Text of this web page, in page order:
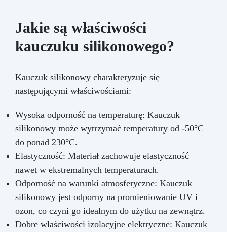
Jakie są właściwości
kauczuku silikonowego?
Kauczuk silikonowy charakteryzuje się
następującymi właściwościami:
Wysoka odporność na temperaturę: Kauczuk
silikonowy może wytrzymać temperatury od -50°C
do ponad 230°C.
Elastyczność: Materiał zachowuje elastyczność
nawet w ekstremalnych temperaturach.
Odporność na warunki atmosferyczne: Kauczuk
silikonowy jest odporny na promieniowanie UV i
ozon, co czyni go idealnym do użytku na zewnątrz.
Dobre właściwości izolacyjne elektryczne: Kauczuk